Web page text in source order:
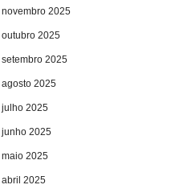
novembro 2025
outubro 2025
setembro 2025
agosto 2025
julho 2025
junho 2025
maio 2025
abril 2025